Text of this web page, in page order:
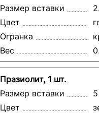
Размер вставки
Цвет
Огранка
Вес
Празиолит, 1 шт.
Размер вставки
Цвет